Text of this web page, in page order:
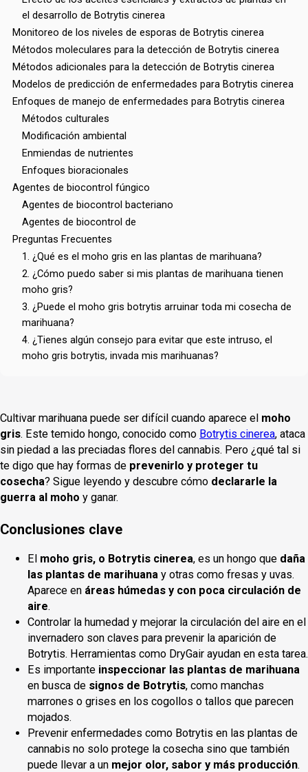
el desarrollo de Botrytis cinerea
Monitoreo de los niveles de esporas de Botrytis cinerea
Métodos moleculares para la detección de Botrytis cinerea
Métodos adicionales para la detección de Botrytis cinerea
Modelos de predicción de enfermedades para Botrytis cinerea
Enfoques de manejo de enfermedades para Botrytis cinerea
Métodos culturales
Modificación ambiental
Enmiendas de nutrientes
Enfoques bioracionales
Agentes de biocontrol fúngico
Agentes de biocontrol bacteriano
Agentes de biocontrol de
Preguntas Frecuentes
1. ¿Qué es el moho gris en las plantas de marihuana?
2. ¿Cómo puedo saber si mis plantas de marihuana tienen
moho gris?
3. ¿Puede el moho gris botrytis arruinar toda mi cosecha de
marihuana?
4. ¿Tienes algún consejo para evitar que este intruso, el
moho gris botrytis, invada mis marihuanas?
Cultivar marihuana puede ser difícil cuando aparece el moho
gris. Este temido hongo, conocido como Botrytis cinerea, ataca
sin piedad a las preciadas flores del cannabis. Pero ¿qué tal si
te digo que hay formas de prevenirlo y proteger tu
cosecha? Sigue leyendo y descubre cómo declararle la
guerra al moho y ganar.
Conclusiones clave
El moho gris, o Botrytis cinerea, es un hongo que daña
las plantas de marihuana y otras como fresas y uvas.
Aparece en áreas húmedas y con poca circulación de
aire.
Controlar la humedad y mejorar la circulación del aire en el
invernadero son claves para prevenir la aparición de
Botrytis. Herramientas como DryGair ayudan en esta tarea.
Es importante inspeccionar las plantas de marihuana
en busca de signos de Botrytis, como manchas
marrones o grises en los cogollos o tallos que parecen
mojados.
Prevenir enfermedades como Botrytis en las plantas de
cannabis no solo protege la cosecha sino que también
puede llevar a un mejor olor, sabor y más producción.